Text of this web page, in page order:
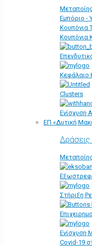
Εμπόριο -
Κουπόνια
Κουπόνια
Κεφάλαιο
Clusters
Ενίσχυση
ΕΠ «Δυτική
Στήριξη
Ενίσχυση
Covid-19